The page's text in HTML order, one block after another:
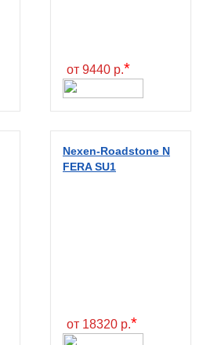
от 9440 р.*
Nexen-Roadstone N
FERA SU1
от 18320 р.*